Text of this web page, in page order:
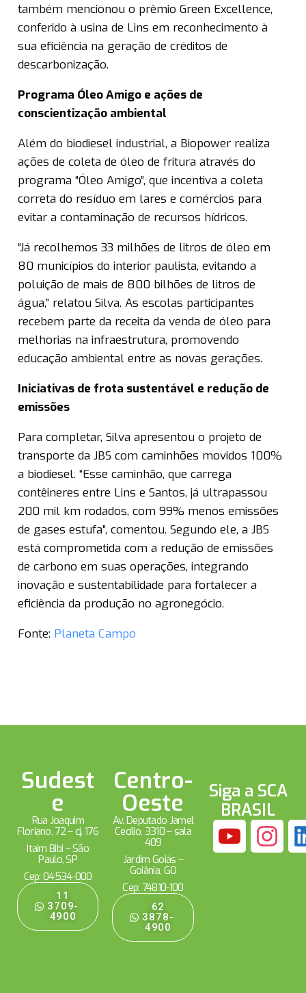
também mencionou o prêmio Green Excellence,
conferido à usina de Lins em reconhecimento à
sua eficiência na geração de créditos de
descarbonização.
Programa Óleo Amigo e ações de
conscientização ambiental
Além do biodiesel industrial, a Biopower realiza
ações de coleta de óleo de fritura através do
programa “Óleo Amigo”, que incentiva a coleta
correta do resíduo em lares e comércios para
evitar a contaminação de recursos hídricos.
“Já recolhemos 33 milhões de litros de óleo em
80 municípios do interior paulista, evitando a
poluição de mais de 800 bilhões de litros de
água,” relatou Silva. As escolas participantes
recebem parte da receita da venda de óleo para
melhorias na infraestrutura, promovendo
educação ambiental entre as novas gerações.
Iniciativas de frota sustentável e redução de
emissões
Para completar, Silva apresentou o projeto de
transporte da JBS com caminhões movidos 100%
a biodiesel. “Esse caminhão, que carrega
contêineres entre Lins e Santos, já ultrapassou
200 mil km rodados, com 99% menos emissões
de gases estufa”, comentou. Segundo ele, a JBS
está comprometida com a redução de emissões
de carbono em suas operações, integrando
inovação e sustentabilidade para fortalecer a
eficiência da produção no agronegócio.
Fonte: Planeta Campo
Sudest
e
Rua Joaquim
Floriano, 72 – cj. 176
Itaim Bibi – São
Paulo, SP
Cep: 04534-000
11
3709-
4900
Centro-
Oeste
Av. Deputado Jamel
Cecílio, 3310 – sala
409
Jardim Goiás –
Goiânia, GO
Cep: 74810-100
62
3878-
4900
Siga a SCA
BRASIL